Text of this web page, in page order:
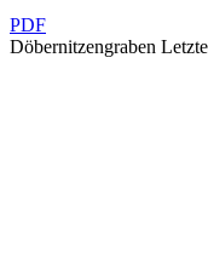
PDF
Döbernitzengraben